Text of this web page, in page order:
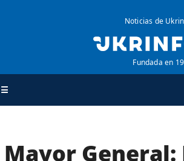
Noticias de
Fundada en
☰
AGENCIA
General: